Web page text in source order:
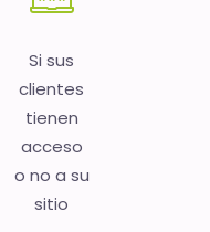
Si sus
clientes
tienen
acceso
o no a su
sitio